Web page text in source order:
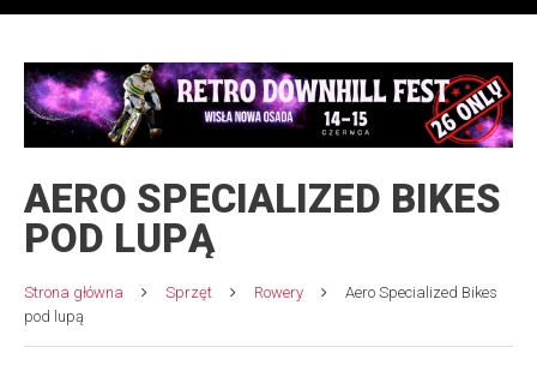
AERO SPECIALIZED BIKES
POD LUPĄ
Strona główna Sprzęt Rowery
Aero Specialized Bikes
pod lupą